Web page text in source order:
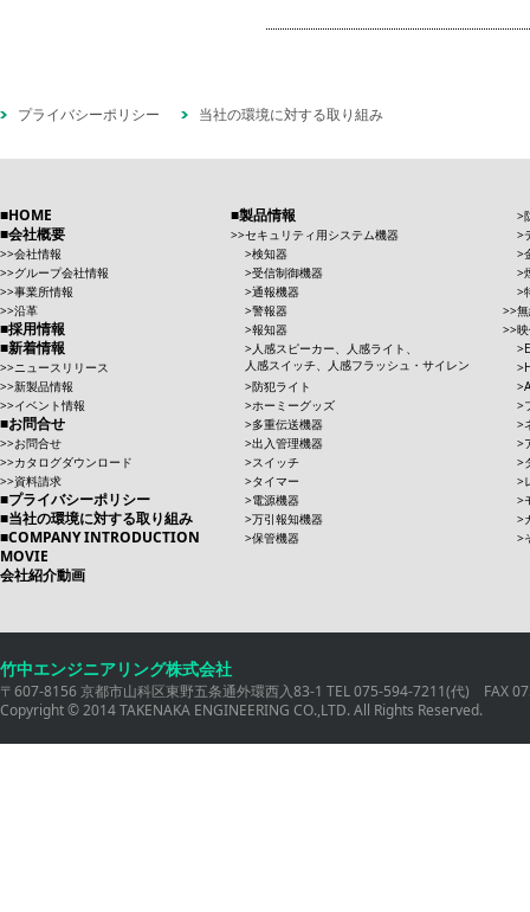
プライバシーポリシー 当社の環境に対する取り組み
HOME
会社概要
会社情報
グループ会社情報
事業所情報
沿革
採用情報
新着情報
ニュースリリース
新製品情報
イベント情報
お問合せ
お問合せ
カタログダウンロード
資料請求
プライバシーポリシー
当社の環境に対する取り組み
COMPANY INTRODUCTION
MOVIE
会社紹介動画
製品情報
セキュリティ用システム機器
検知器
受信制御機器
通報機器
警報器
報知器
人感スピーカー、人感ライト、
人感スイッチ、人感フラッシュ・サイレン
防犯ライト
ホーミーグッズ
多重伝送機器
出入管理機器
スイッチ
タイマー
電源機器
万引報知機器
保管機器
竹中エンジニアリング株式会社
〒607-8156 京都市山科区東野五条通外環西入83-1 TEL 075-594-7211(代) FAX
Copyright © 2014 TAKENAKA ENGINEERING CO.,LTD. All Rights Reserved.